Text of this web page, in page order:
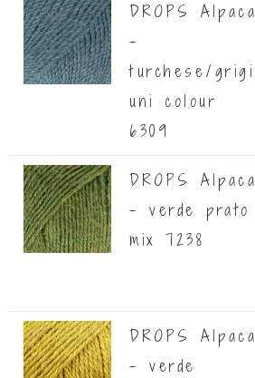
DROPS Alpaca
-
turchese/
uni colour
6309
DROPS Alpaca
- verde prato
mix 7238
DROPS Alpaca
- verde